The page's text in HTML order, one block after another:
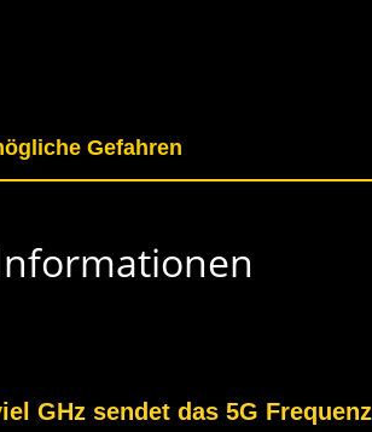
Gefahren
GHz sendet das 5G